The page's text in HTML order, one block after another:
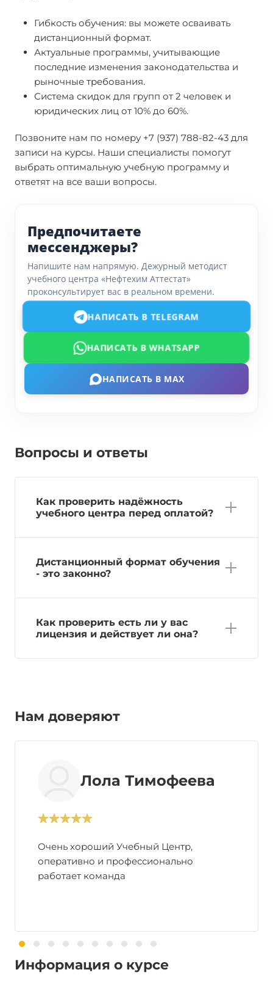
Гибкость обучения: вы можете осваивать
дистанционный формат.
Актуальные программы, учитывающие
последние изменения законодательства и
рыночные требования.
Система скидок для групп от 2 человек и
юридических лиц от 10% до 60%.
Позвоните нам по номеру +7 (937) 788-82-43 для
записи на курсы. Наши специалисты помогут
выбрать оптимальную учебную программу и
ответят на все ваши вопросы.
Предпочитаете
мессенджеры?
Напишите нам напрямую. Дежурный методист
учебного центра «Нефтехим Аттестат»
проконсультирует вас в реальном времени.
НАПИСАТЬ В TELEGRAM
НАПИСАТЬ В WHATSAPP
НАПИСАТЬ В MAX
Вопросы и ответы
Как проверить надёжность
учебного центра перед оплатой?
Дистанционный формат обучения
- это законно?
Как проверить есть ли у вас
лицензия и действует ли она?
Нам доверяют
Лола Тимофеева
Очень хороший Учебный Центр,
оперативно и профессионально
работает команда
Информация о курсе